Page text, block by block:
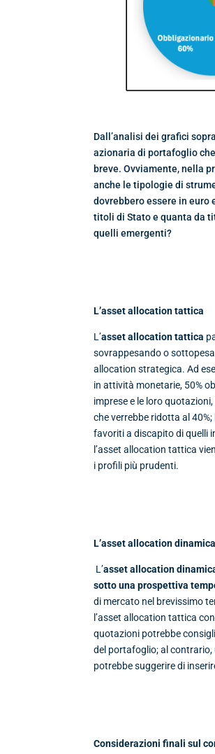
Dall’analisi dei grafici
azionaria di portafoglio
breve. Ovviamente, nella
anche le tipologie di
dovrebbero essere in euro
titoli di Stato e quanta da
quelli emergenti?
L’asset allocation tattica
L’asset allocation tattica
sovrappesando o
allocation strategica. Ad
in attività monetarie, 50%
imprese e le loro
che verrebbe ridotta al
favoriti a discapito di quelli
l’asset allocation tattica
i profili più prudenti.
L’asset allocation dinamica
L’asset allocation
sotto una prospettiva
di mercato nel brevissimo
l’asset allocation tattica
quotazioni potrebbe
del portafoglio; al
potrebbe suggerire di
Considerazioni finali sul